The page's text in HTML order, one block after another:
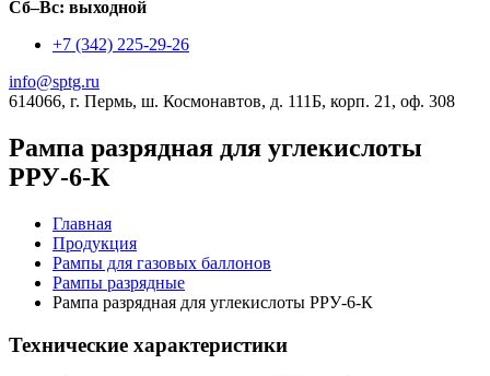
Сб–Вс: выходной
+7 (342) 225-29-26
info@sptg.ru
614066, г. Пермь, ш. Космонавтов, д. 111Б, корп. 21, оф. 308
Рампа разрядная для углекислоты
РРУ-6-К
Главная
Продукция
Рампы для газовых баллонов
Рампы разрядные
Рампа разрядная для углекислоты РРУ-6-К
Технические характеристики